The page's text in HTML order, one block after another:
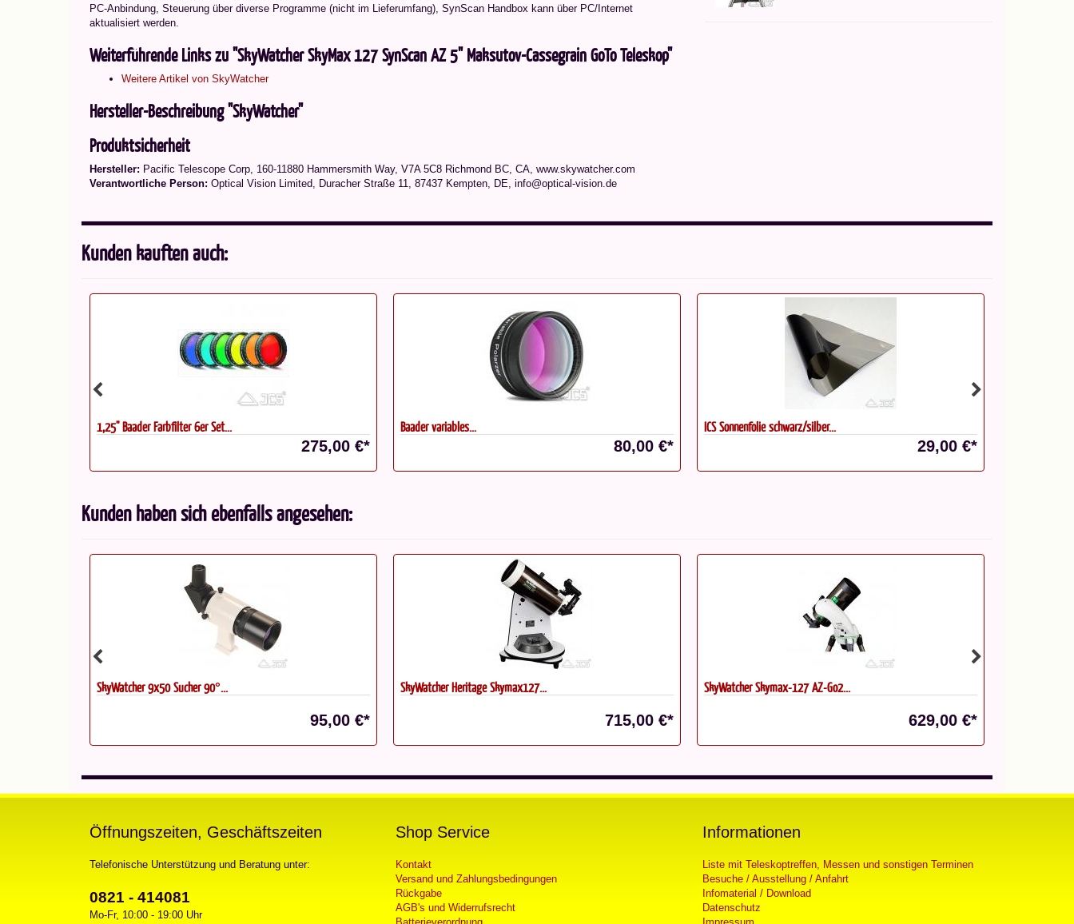
PC-Anbindung, Steuerung über diverse Programme (nicht im Lieferumfang), SynScan Handbox kann über PC/Internet
aktualisiert werden.
Weiterführende Links zu "SkyWatcher SkyMax 127 SynScan AZ 5" Maksutov-Cassegrain GoTo Teleskop"
Weitere Artikel von SkyWatcher
Hersteller-Beschreibung "SkyWatcher"
Produktsicherheit
Hersteller: Pacific Telescope Corp, 160-11880 Hammersmith Way, V7A 5C8 Richmond BC, CA, www.skywatcher.com
Verantwortliche Person: Optical Vision Limited, Duracher Straße 11, 87437 Kempten, DE, info@optical-vision.de
Kunden kauften auch:
1,25" Baader Farbfilter 6er Set...
275,00 €*
Baader variables...
80,00 €*
ICS Sonnenfolie schwarz/silber...
29,00 €*
Kunden haben sich ebenfalls angesehen:
SkyWatcher 9x50 Sucher 90°...
95,00 €*
SkyWatcher Heritage Skymax127...
715,00 €*
SkyWatcher Skymax-127 AZ-Go2...
629,00 €*
Öffnungszeiten, Geschäftszeiten
Telefonische Unterstützung und Beratung unter:
0821 - 414081
Mo-Fr, 10:00 - 19:00 Uhr
Shop Service
Kontakt
Versand und Zahlungsbedingungen
Rückgabe
AGB's und Widerrufsrecht
Informationen
Liste mit Teleskoptreffen, Messen und sonstigen Terminen
Besuche / Ausstellung / Anfahrt
Infomaterial / Download
Datenschutz